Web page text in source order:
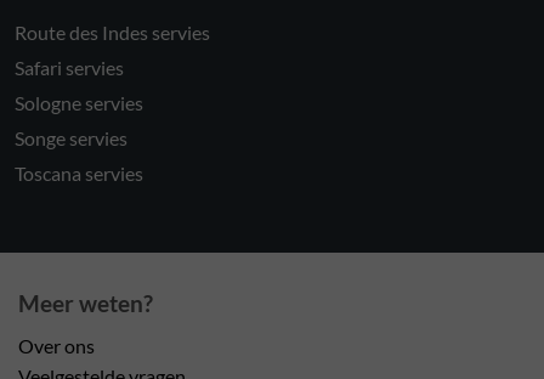
Route des Indes servies
Safari servies
Sologne servies
Songe servies
Toscana servies
Meer weten?
Over ons